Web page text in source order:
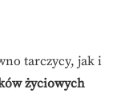
tarczycy, jak i
życiowych